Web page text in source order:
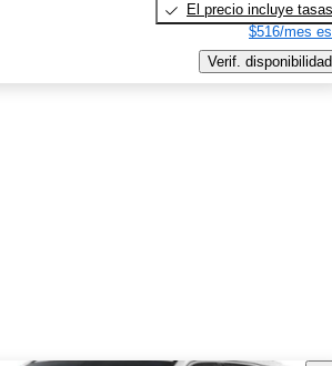
El precio incluye tasas
$516/mes
Verif. disponibilidad